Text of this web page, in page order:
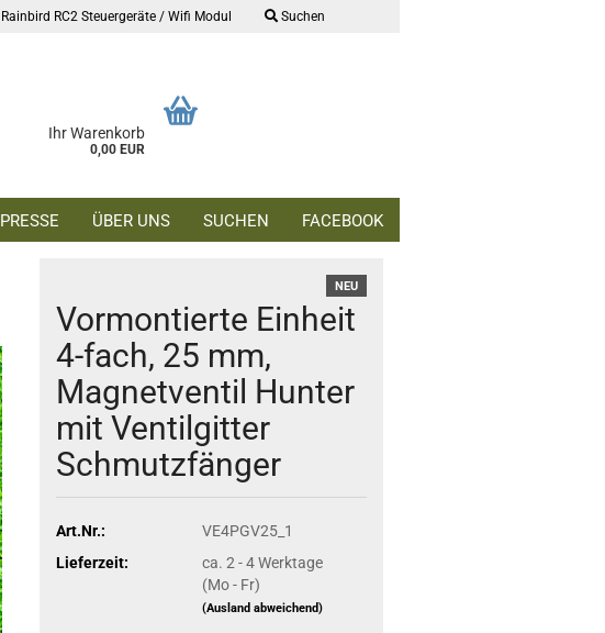
Rainbird RC2 Steuergeräte / Wifi Modul Suchen
Ihr Warenkorb
0,00 EUR
PRESSE ÜBER UNS SUCHEN FACEBOOK
NEU
Vormontierte Einheit
4-fach, 25 mm,
Magnetventil Hunter
mit Ventilgitter
Schmutzfänger
Art.Nr.:
VE4PGV25_1
Lieferzeit:
ca. 2 - 4 Werktage
(Mo - Fr)
(Ausland abweichend)